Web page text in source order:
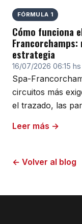
FÓRMULA 1
Cómo funciona
estrategia
16/07/2026 06:15 hs
Spa-
circuitos más
el trazado, las
Leer más →
← Volver al blog